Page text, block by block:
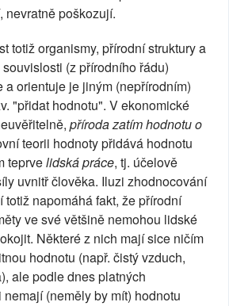
poškozují.
totiž organismy, přírodní struktury a
(z přírodního řádu)
a orientuje je jiným (nepřírodním)
"přidat hodnotu". V ekonomické
příroda zatím hodnotu o
teorii hodnoty přidává hodnotu
teprvelidská práce, tj. účelově
uvnitř člověka. Iluzi zhodnocování
napomáhá fakt, že přírodní
ve své většině nemohou lidské
Některé z nich mají sice ničím
hodnotu (např. čistý vzduch,
ale podle dnes platných
(neměly by mít) hodnotu